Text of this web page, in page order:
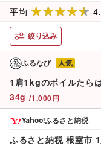
平均
絞り込み
34g /1,000 円
ふるなび
1肩1kgのボイルたら
人気
Yahoo!ふるさと納税
ふるさと納税 根室市